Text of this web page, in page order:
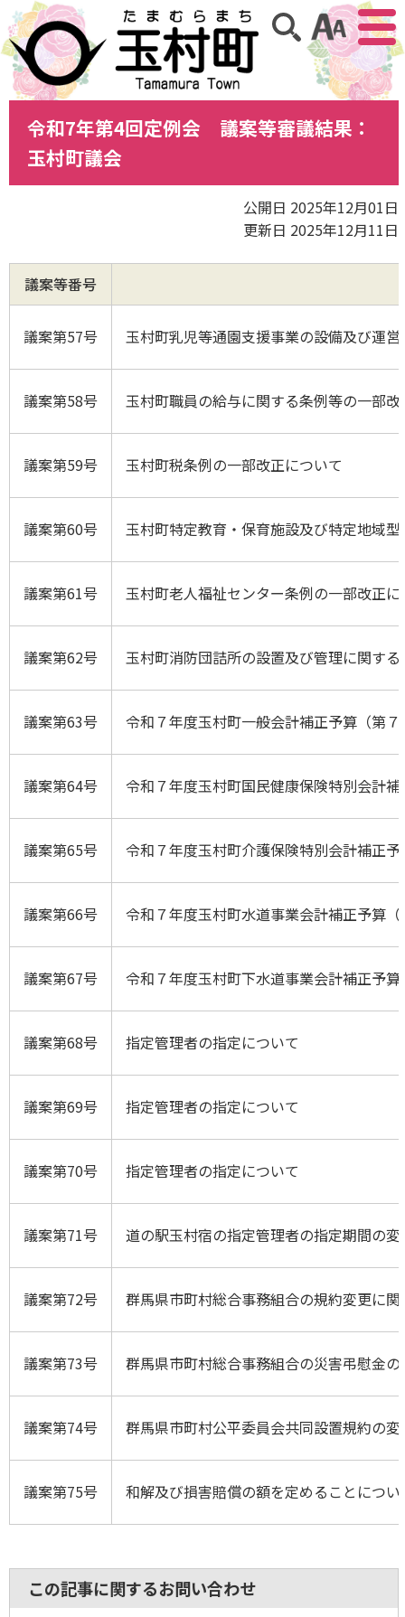
アクセ
サイト内検索
令和7年第4回定例会 議案等審議結果：
玉村町議会
公開日 2025年12月01日
更新日 2025年12月11日
議案等番号
議案第57号 玉村町乳児等通園支援事業の設備及び運
議案第58号 玉村町職員の給与に関する条例等の一部
議案第59号 玉村町税条例の一部改正について
議案第60号 玉村町特定教育・保育施設及び特定地域
議案第61号 玉村町老人福祉センター条例の一部改正に
議案第62号 玉村町消防団詰所の設置及び管理に関す
議案第63号 令和７年度玉村町一般会計補正予算（第７
議案第64号 令和７年度玉村町国民健康保険特別会計
議案第65号 令和７年度玉村町介護保険特別会計補正
議案第66号 令和７年度玉村町水道事業会計補正予算
議案第67号 令和７年度玉村町下水道事業会計補正予
議案第68号 指定管理者の指定について
議案第69号 指定管理者の指定について
議案第70号 指定管理者の指定について
議案第71号 道の駅玉村宿の指定管理者の指定期間の
議案第72号 群馬県市町村総合事務組合の規約変更に
議案第73号 群馬県市町村総合事務組合の災害弔慰金
議案第74号 群馬県市町村公平委員会共同設置規約の
議案第75号 和解及び損害賠償の額を定めることについ
この記事に関するお問い合わせ